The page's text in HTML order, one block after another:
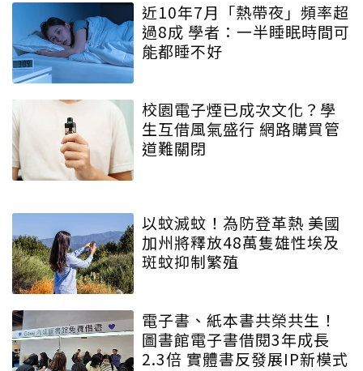
近10年7月「熱帶夜」頻率超
過8成 學者：一半睡眠時間可
能都睡不好
校園電子煙已成次文化？學
生互借風氣盛行 網路購買管
道難關閉
以蚊滅蚊！為防登革熱 美國
加州將釋放48萬隻雄性埃及
斑蚊抑制繁殖
電子書、紙本書共榮共生！
圖書館電子書借閱3年成長
2.3倍 實體書反發展IP新模式